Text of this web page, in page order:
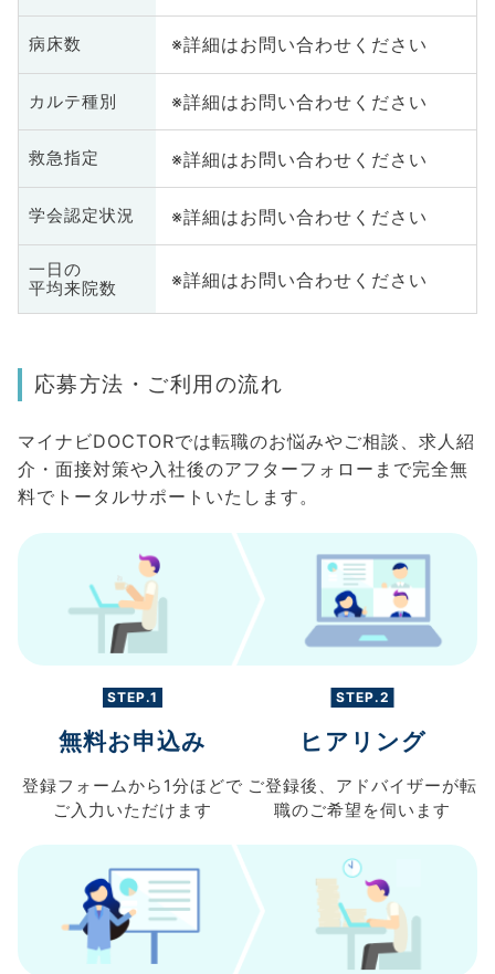
病床数 ※詳細はお問い合わせください
カルテ種別 ※詳細はお問い合わせください
救急指定 ※詳細はお問い合わせください
学会認定状況 ※詳細はお問い合わせください
一日の
平均来院数
※詳細はお問い合わせください
応募方法・ご利用の流れ
マイナビDOCTORでは転職のお悩みやご相談、求人紹
介・面接対策や入社後のアフターフォローまで完全無
料でトータルサポートいたします。
STEP.1
無料お申込み
登録フォームから 1分ほどで
ご入力 いただけます
STEP.2
ヒアリング
ご登録後、 アドバイザーが転
職のご希望を伺います